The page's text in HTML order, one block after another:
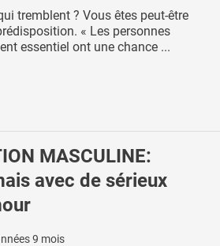
tremblent ? Vous êtes peut-être
« Les personnes
essentiel ont une chance ...
MASCULINE:
avec de sérieux
9 mois